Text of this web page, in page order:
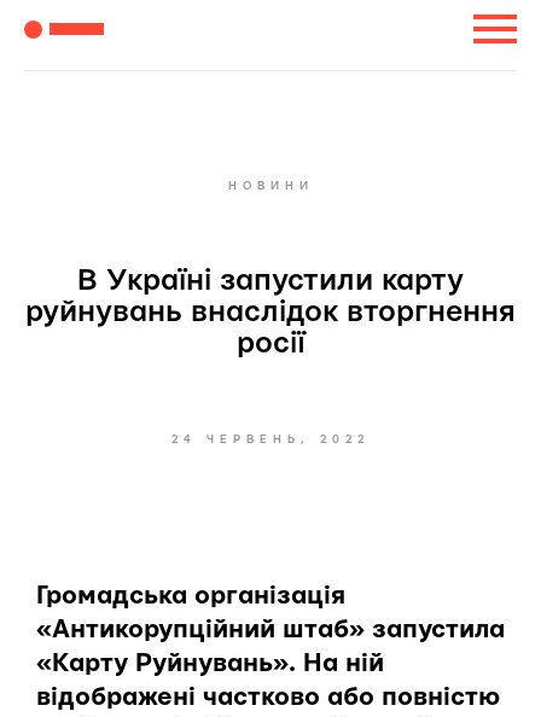
НОВИНИ
В Україні запустили карту
руйнувань внаслідок вторгнення
росії
24 ЧЕРВЕНЬ, 2022
Громадська організація
«Антикорупційний штаб» запустила
«Карту Руйнувань». На ній
відображені частково або повністю